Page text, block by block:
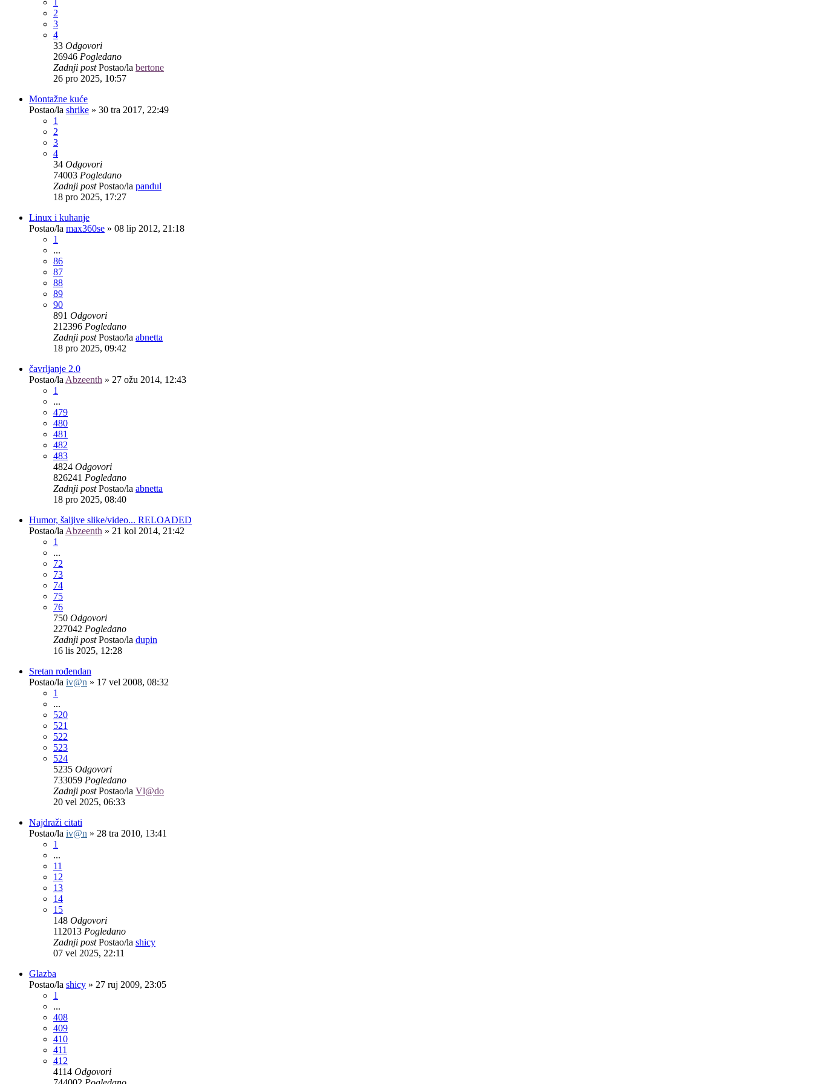
2
3
4
33 Odgovori
26946 Pogledano
Zadnji postPostao/la bertone
26 pro 2025, 10:57
Montažne kuće
Postao/la shrike » 30 tra 2017, 22:49
1
2
3
4
34 Odgovori
74003 Pogledano
Zadnji postPostao/la pandul
18 pro 2025, 17:27
Linux i kuhanje
Postao/la max360se » 08 lip 2012, 21:18
1
...
86
87
88
89
90
891 Odgovori
212396 Pogledano
Zadnji postPostao/la abnetta
18 pro 2025, 09:42
čavrljanje 2.0
Postao/la Abzeenth » 27 ožu 2014, 12:43
1
...
479
480
481
482
483
4824 Odgovori
826241 Pogledano
Zadnji postPostao/la abnetta
18 pro 2025, 08:40
Humor, šaljive slike/video... RELOADED
Postao/la Abzeenth » 21 kol 2014, 21:42
1
...
72
73
74
75
76
750 Odgovori
227042 Pogledano
Zadnji postPostao/la dupin
16 lis 2025, 12:28
Sretan rođendan
Postao/la iv@n » 17 vel 2008, 08:32
1
...
520
521
522
523
524
5235 Odgovori
733059 Pogledano
Zadnji postPostao/la Vl@do
20 vel 2025, 06:33
Najdraži citati
Postao/la iv@n » 28 tra 2010, 13:41
1
...
11
12
13
14
15
148 Odgovori
112013 Pogledano
Zadnji postPostao/la shicy
07 vel 2025, 22:11
Glazba
Postao/la shicy » 27 ruj 2009, 23:05
1
...
408
409
410
411
412
4114 Odgovori